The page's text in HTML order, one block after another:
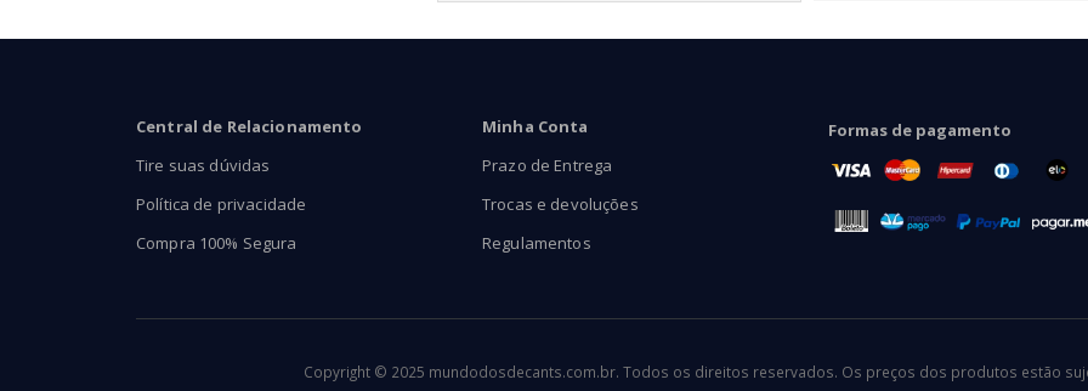
Central de Relacionamento
Tire suas dúvidas
Política de privacidade
Compra 100% Segura
Minha Conta
Prazo de Entrega
Trocas e devoluções
Regulamentos
Formas de pagamento
Copyright © 2025 mundodosdecants.com.br. Todos os direitos reservados. Os preços dos produtos estão